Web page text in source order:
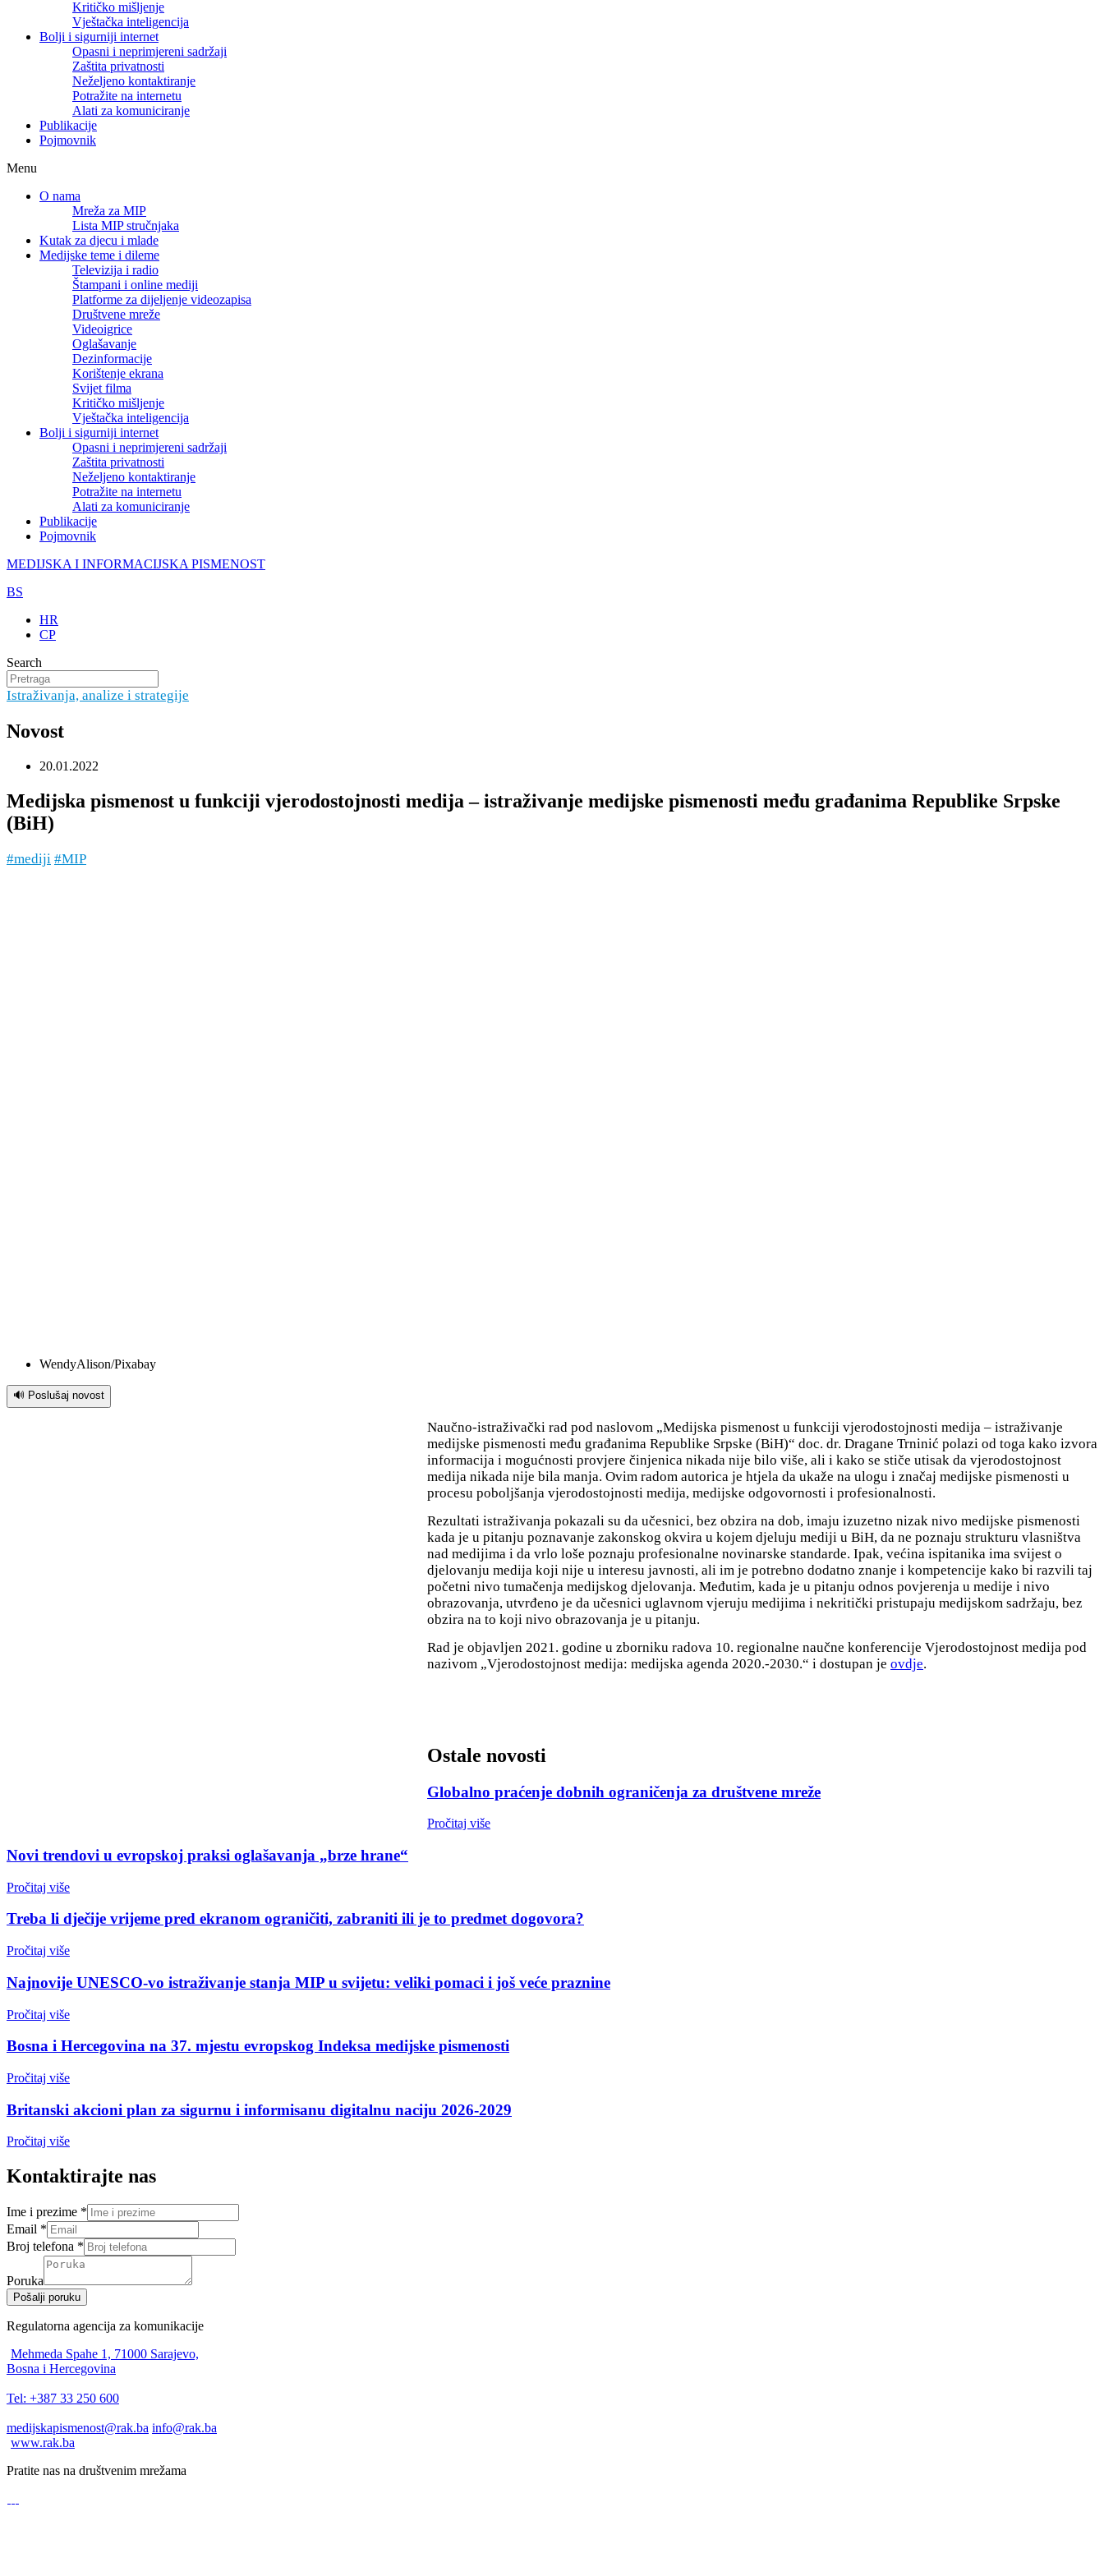
Kritičko mišljenje
Vještačka inteligencija
Bolji i sigurniji internet
Opasni i neprimjereni sadržaji
Zaštita privatnosti
Neželjeno kontaktiranje
Potražite na internetu
Alati za komuniciranje
Publikacije
Pojmovnik
Menu
O nama
Mreža za MIP
Lista MIP stručnjaka
Kutak za djecu i mlade
Medijske teme i dileme
Televizija i radio
Štampani i online mediji
Platforme za dijeljenje videozapisa
Društvene mreže
Videoigrice
Oglašavanje
Dezinformacije
Korištenje ekrana
Svijet filma
Kritičko mišljenje
Vještačka inteligencija
Bolji i sigurniji internet
Opasni i neprimjereni sadržaji
Zaštita privatnosti
Neželjeno kontaktiranje
Potražite na internetu
Alati za komuniciranje
Publikacije
Pojmovnik
MEDIJSKA I INFORMACIJSKA PISMENOST
BS
HR
CP
Search
Istraživanja, analize i strategije
Novost
20.01.2022
Medijska pismenost u funkciji vjerodostojnosti medija – istraživanje medijske pismenosti među građanima Republike Srpske
(BiH)
#mediji #MIP
WendyAlison/Pixabay
🔊 Poslušaj novost
Naučno-istraživački rad pod naslovom „Medijska pismenost u funkciji vjerodostojnosti medija – istraživanje
medijske pismenosti među građanima Republike Srpske (BiH)“ doc. dr. Dragane Trninić polazi od toga kako izvora
informacija i mogućnosti provjere činjenica nikada nije bilo više, ali i kako se stiče utisak da vjerodostojnost
medija nikada nije bila manja. Ovim radom autorica je htjela da ukaže na ulogu i značaj medijske pismenosti u
procesu poboljšanja vjerodostojnosti medija, medijske odgovornosti i profesionalnosti.
Rezultati istraživanja pokazali su da učesnici, bez obzira na dob, imaju izuzetno nizak nivo medijske pismenosti
kada je u pitanju poznavanje zakonskog okvira u kojem djeluju mediji u BiH, da ne poznaju strukturu vlasništva
nad medijima i da vrlo loše poznaju profesionalne novinarske standarde. Ipak, većina ispitanika ima svijest o
djelovanju medija koji nije u interesu javnosti, ali im je potrebno dodatno znanje i kompetencije kako bi razvili taj
početni nivo tumačenja medijskog djelovanja. Međutim, kada je u pitanju odnos povjerenja u medije i nivo
obrazovanja, utvrđeno je da učesnici uglavnom vjeruju medijima i nekritički pristupaju medijskom sadržaju, bez
obzira na to koji nivo obrazovanja je u pitanju.
Rad je objavljen 2021. godine u zborniku radova 10. regionalne naučne konferencije Vjerodostojnost medija pod
nazivom „Vjerodostojnost medija: medijska agenda 2020.-2030.“ i dostupan je ovdje.
Ostale novosti
Globalno praćenje dobnih ograničenja za društvene mreže
Pročitaj više
Novi trendovi u evropskoj praksi oglašavanja „brze hrane“
Pročitaj više
Treba li dječije vrijeme pred ekranom ograničiti, zabraniti ili je to predmet dogovora?
Pročitaj više
Najnovije UNESCO-vo istraživanje stanja MIP u svijetu: veliki pomaci i još veće praznine
Pročitaj više
Bosna i Hercegovina na 37. mjestu evropskog Indeksa medijske pismenosti
Pročitaj više
Britanski akcioni plan za sigurnu i informisanu digitalnu naciju 2026-2029
Pročitaj više
Kontaktirajte nas
Ime i prezime *
Email *
Broj telefona *
Poruka
Pošalji poruku
Regulatorna agencija za komunikacije
Mehmeda Spahe 1, 71000 Sarajevo,
Bosna i Hercegovina
Tel: +387 33 250 600
medijskapismenost@rak.ba info@rak.ba
www.rak.ba
Pratite nas na društvenim mrežama